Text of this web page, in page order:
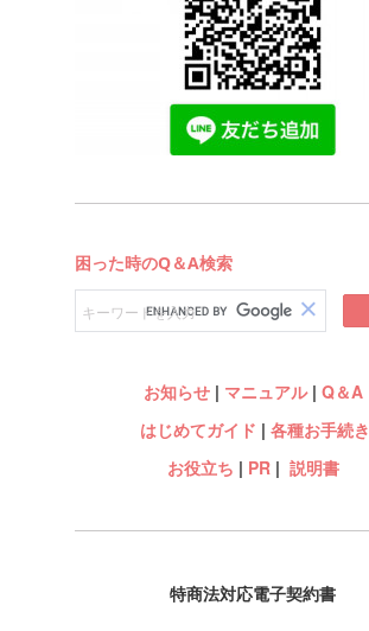
お知らせ| マニュアル| Q＆A
はじめてガイド | 各種お手続き
お役立ち | PR| 説明書
特商法対応電子契約書